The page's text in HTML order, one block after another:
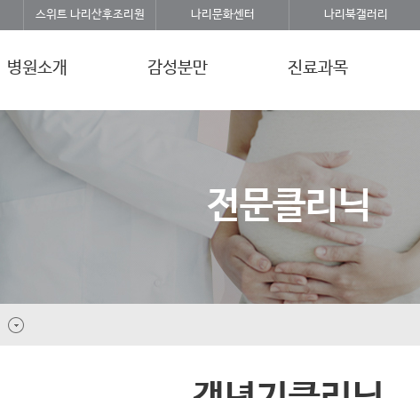
스위트 나리산후조리원 나리문화센터 나리북갤러리
병원소개 감성분만 진료과목
전문클리닉